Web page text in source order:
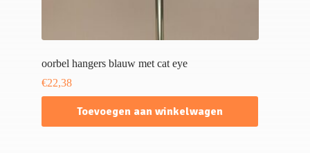
oorbel hangers blauw met cat eye
€22,38
Toevoegen aan winkelwagen